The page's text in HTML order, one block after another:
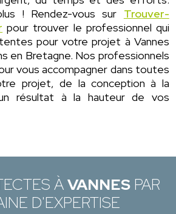
! Rendez-vous sur Trouver-
pour trouver le professionnel qui
pour votre projet à Vannes
en Bretagne. Nos professionnels
vous accompagner dans toutes
projet, de la conception à la
résultat à la hauteur de vos
ÀVANNESPAR
D'EXPERTISE